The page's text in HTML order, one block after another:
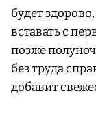
будет
вставать с
позже
без труда
добавит